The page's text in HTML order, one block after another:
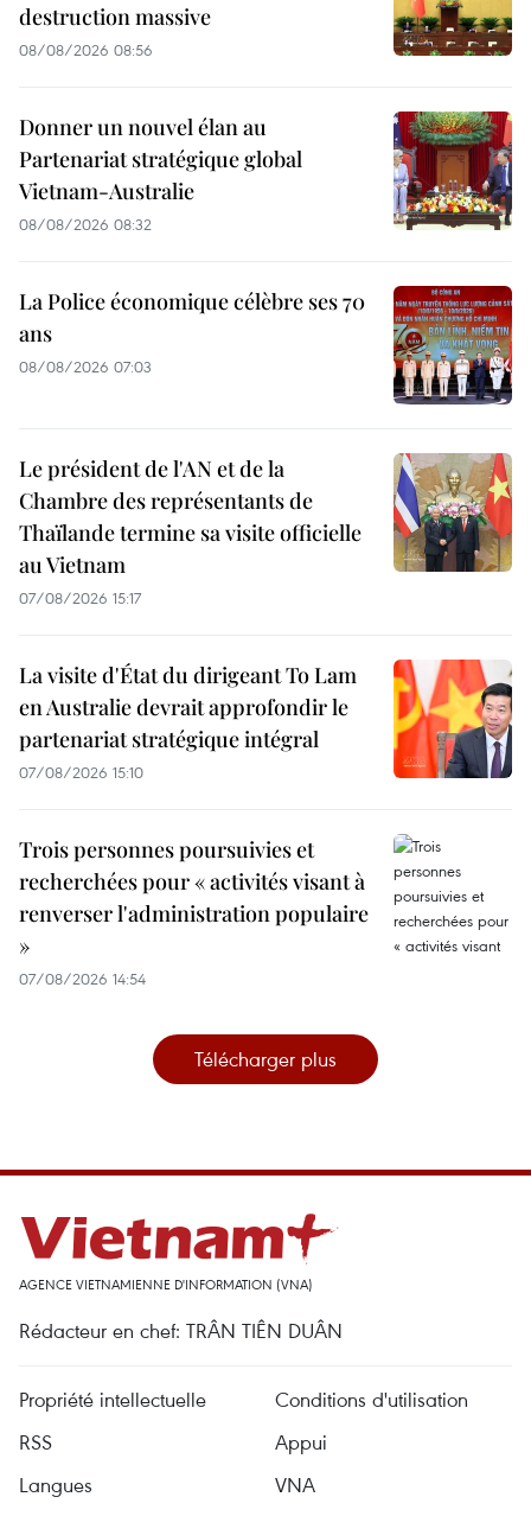
destruction massive
08/08/2026 08:56
Donner un nouvel élan au
Partenariat stratégique global
Vietnam-Australie
08/08/2026 08:32
La Police économique célèbre ses 70
ans
08/08/2026 07:03
Le président de l'AN et de la
Chambre des représentants de
Thaïlande termine sa visite officielle
au Vietnam
07/08/2026 15:17
La visite d'État du dirigeant To Lam
en Australie devrait approfondir le
partenariat stratégique intégral
07/08/2026 15:10
Trois personnes poursuivies et
recherchées pour « activités visant à
renverser l'administration populaire
»
07/08/2026 14:54
Télécharger plus
AGENCE VIETNAMIENNE D'INFORMATION (VNA)
Rédacteur en chef: TRÂN TIÊN DUÂN
Propriété intellectuelle
Conditions d'utilisation
RSS
Appui
Langues
VNA